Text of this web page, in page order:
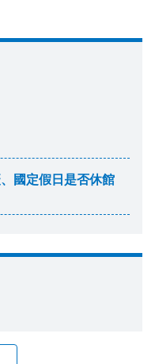
國定假日是否休館